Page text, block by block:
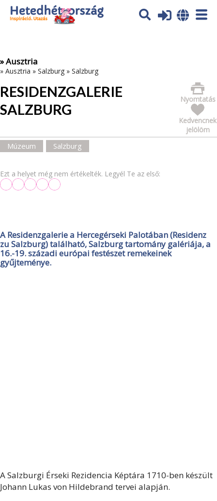
Az oldal sütiket (cookies) használ. További tájékoztatás itt:
Adatvédelmi tájékoztató
» Ausztria
» Ausztria » Salzburg » Salzburg
RESIDENZGALERIE
SALZBURG
Nyomtatás
Kedvencnek
jelölöm
Múzeum Salzburg
Ezt a helyet még nem értékelték. Legyél Te az első:
A Residenzgalerie a Hercegérseki Palotában (Residenz
zu Salzburg) található, Salzburg tartomány galériája, a
16.-19. századi európai festészet remekeinek
gyűjteménye.
A Salzburgi Érseki Rezidencia Képtára 1710-ben készült
Johann Lukas von Hildebrand tervei alapján.